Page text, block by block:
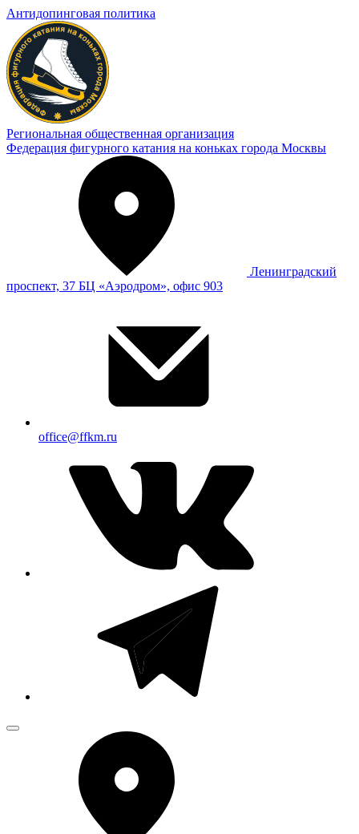
Антидопинговая политика
Региональная общественная организация
Федерация фигурного катания на коньках города Москвы
Ленинградский
проспект, 37 БЦ «Аэродром», офис 903
office@ffkm.ru